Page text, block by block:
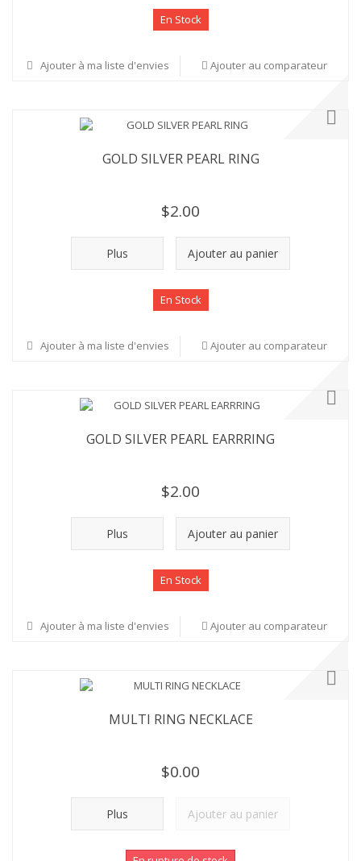
En Stock
Ajouter à ma liste d'envies Ajouter au comparateur
GOLD SILVER PEARL RING
$2.00
Plus Ajouter au panier
En Stock
Ajouter à ma liste d'envies Ajouter au comparateur
GOLD SILVER PEARL EARRRING
$2.00
Plus Ajouter au panier
En Stock
Ajouter à ma liste d'envies Ajouter au comparateur
MULTI RING NECKLACE
$0.00
Plus Ajouter au panier